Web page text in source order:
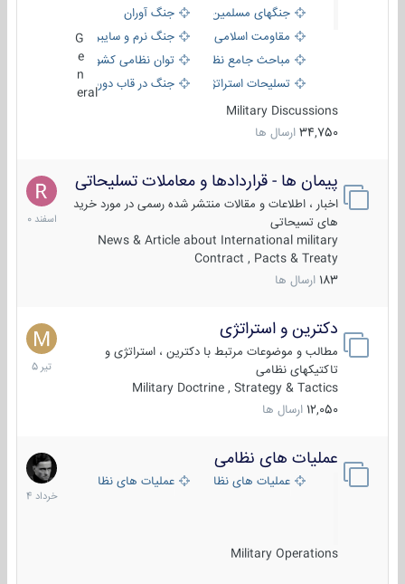
جنگهای مسلمین
جنگ آوران
مقاومت اسلامی
جنگ نرم و سایبری
مباحث جامع نظامی
توان نظامی کشورها
تسلیحات استراتژیک
جنگ در قاب دوربین
eral
Military Discussions
34,750 ارسال ها
پیمان ها - قراردادها و معاملات تسلیحاتی
اخبار ، اطلاعات و مقالات منتشر شده رسمی در مورد خرید
های تسیحاتی
News & Article about International military
Contract , Pacts & Treaty
183 ارسال ها
7
اسفند
1400
دکترین و استراتژی
مطالب و موضوعات مرتبط با دکترین ، استراتژی و
تاکتیکهای نظامی
Military Doctrine , Strategy & Tactics
12,050 ارسال ها
27
تیر
1405
عملیات های نظامی
عملیات های نظامی ایرانعملیات های نظامی خارجی
Military Operations
5
خرداد
1404